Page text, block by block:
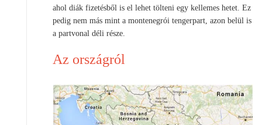
ahol diák fizetésből is el lehet tölteni egy kellemes hetet. Ez
pedig nem más mint a montenegrói tengerpart, azon belül is
a partvonal déli része.
Az országról